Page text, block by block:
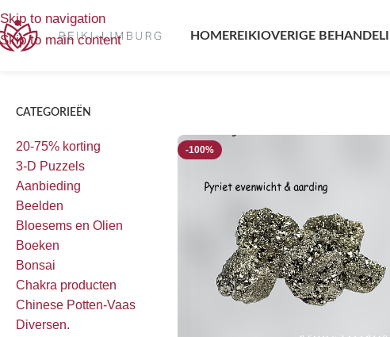
Skip to navigation
Skip to main content
HOMEREIKI OVERIGE
CATEGORIEËN
20-75% korting
3-D Puzzels
Aanbieding
Beelden
Bloesems en Olien
Boeken
Bonsai
Chakra producten
Chinese Potten-Vaas
Diversen.
-100%